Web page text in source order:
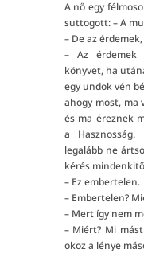
A nő egy
suttogott: – A
– De az
– Az érdemek
könyvet, ha
egy undok vén
ahogy most, ma
és ma éreznek
a
legalább ne
kérés
– Ez embertelen.
– Embertelen?
– Mert így nem
– Miért? Mi
okoz a lénye